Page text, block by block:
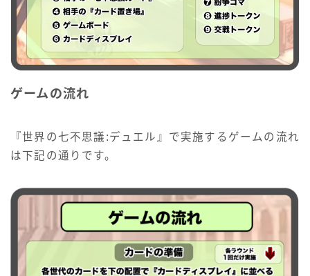
ゲームの流れ
『世界の七不思議:デュエル』で実施するゲームの流れ
は下記の通りです。